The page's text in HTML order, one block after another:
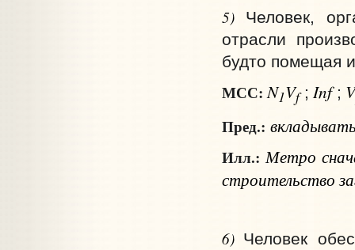
5) Человек,
отрасли
будто помещая
МСС: N1Vf; Inf; V
Пред.:
Илл.: Метро
строительство
6) Человек